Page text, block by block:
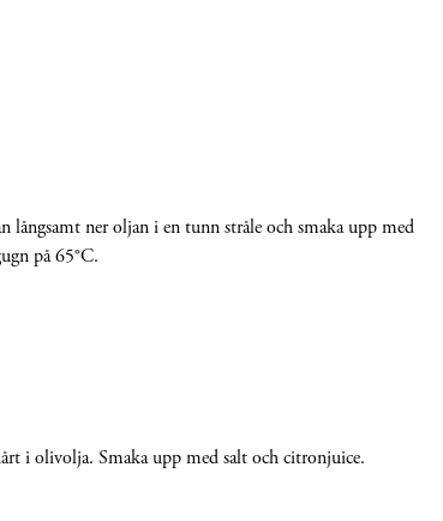
ner oljan i en tunn stråle och smaka upp med
på 65°C.
i olivolja. Smaka upp med salt och citronjuice.